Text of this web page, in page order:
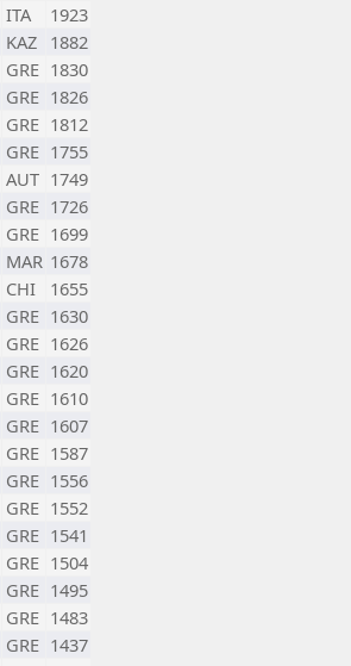
ITA
1923
KAZ 1882
GRE 1830
GRE 1826
GRE 1812
GRE 1755
AUT 1749
GRE 1726
GRE 1699
MAR 1678
CHI
1655
GRE 1630
GRE 1626
GRE 1620
GRE 1610
GRE 1607
GRE 1587
GRE 1556
GRE 1552
GRE 1541
GRE 1504
GRE 1495
GRE 1483
GRE 1437